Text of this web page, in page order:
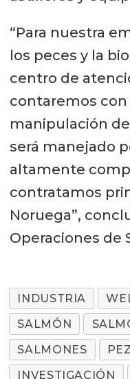
“Para nuestra
los peces y la
centro de
contaremos
manipulación
será manejado
altamente
contratamos
Noruega”,
Operaciones de
INDUSTRIA
SALMÓN
SALMONES
PEZ
INVESTIGACIÓN